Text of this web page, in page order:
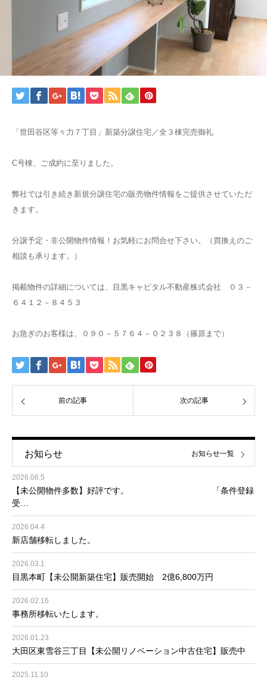
「世田谷区等々力７丁目」新築分譲住宅／全３棟完売御礼
C号棟、ご成約に至りました。
弊社では引き続き新規分譲住宅の販売物件情報をご提供させていただ
きます。
分譲予定・非公開物件情報！お気軽にお問合せ下さい。（買換えのご
相談も承ります。）
掲載物件の詳細については、目黒キャピタル不動産株式会社 ０３－
６４１２－８４５３
お急ぎのお客様は、０９０－５７６４－０２３８（篠原まで）
前の記事 次の記事
お知らせ
2026.06.5
【未公開物件多数】好評です。 「条件登録
受…
2026.04.4
新店舗移転しました。
2026.03.1
目黒本町【未公開新築住宅】販売開始 2億6,800万円
2026.02.16
事務所移転いたします。
2026.01.23
大田区東雪谷三丁目【未公開リノベーション中古住宅】販売中
2025.11.10
お知らせ一覧